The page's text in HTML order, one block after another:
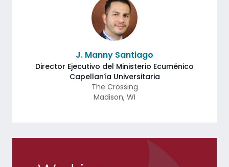
J. Manny Santiago
Director Ejecutivo del Ministerio Ecuménico
Capellanía Universitaria
The Crossing
Madison, WI